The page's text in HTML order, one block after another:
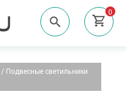
0
/ Подвесные светильники